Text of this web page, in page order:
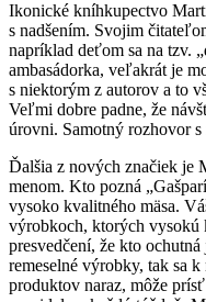
Ikonické kníhkupectvo
s nadšením. Svojim
napríklad deťom sa na tzv.
ambasádorka, veľakrát je
s niektorým z autorov a to
Veľmi dobre padne, že
úrovni. Samotný rozhovor
Ďalšia z nových značiek je
menom. Kto pozná
vysoko kvalitného mäsa.
výrobkoch, ktorých vysokú
presvedčení, že kto
remeselné výrobky, tak sa
produktov naraz, môže